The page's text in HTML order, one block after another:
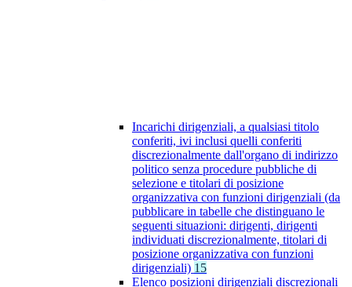
Incarichi dirigenziali, a qualsiasi titolo
conferiti, ivi inclusi quelli conferiti
discrezionalmente dall'organo di indirizzo
politico senza procedure pubbliche di
selezione e titolari di posizione
organizzativa con funzioni dirigenziali (da
pubblicare in tabelle che distinguano le
seguenti situazioni: dirigenti, dirigenti
individuati discrezionalmente, titolari di
posizione organizzativa con funzioni
dirigenziali) 15
Elenco posizioni dirigenziali discrezionali